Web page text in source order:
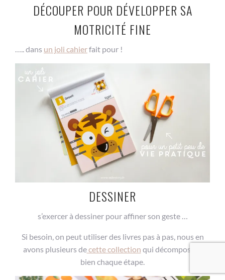
DÉCOUPER POUR DÉVELOPPER SA
MOTRICITÉ FINE
….. dans un joli cahierfait pour !
DESSINER
s’exercer à dessiner pour affiner son geste …
Si besoin, on peut utiliser des livres pas à pas, nous en
avons plusieurs decette collection qui décomposent
bien chaque étape.